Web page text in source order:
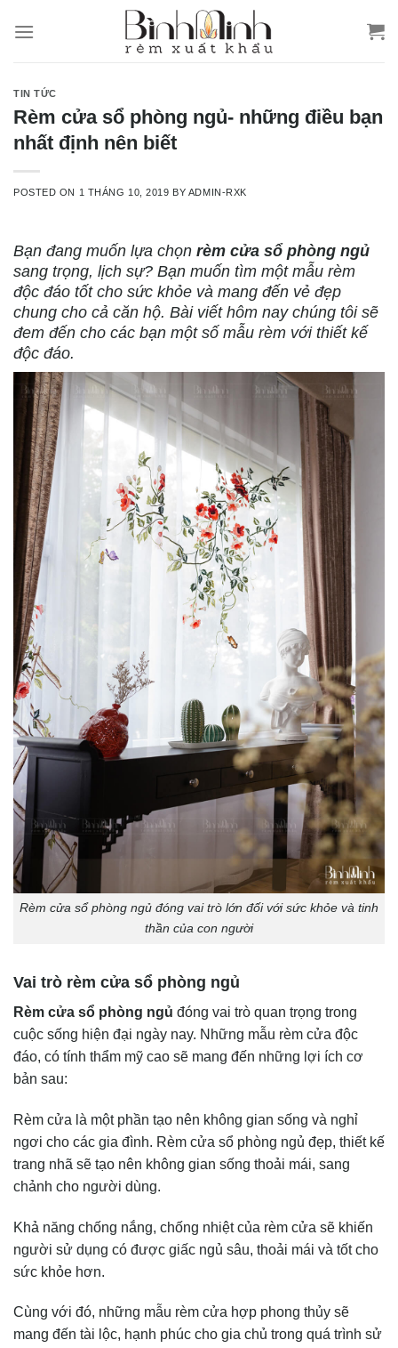
TIN TỨC
Rèm cửa sổ phòng ngủ- những điều bạn
nhất định nên biết
POSTED ON 1 THÁNG 10, 2019 BY ADMIN-RXK
Bạn đang muốn lựa chọn rèm cửa sổ phòng ngủ
sang trọng, lịch sự? Bạn muốn tìm một mẫu rèm
độc đáo tốt cho sức khỏe và mang đến vẻ đẹp
chung cho cả căn hộ. Bài viết hôm nay chúng tôi sẽ
đem đến cho các bạn một số mẫu rèm với thiết kế
độc đáo.
Rèm cửa sổ phòng ngủ đóng vai trò lớn đối với sức khỏe và tinh
thần của con người
Vai trò rèm cửa sổ phòng ngủ
Rèm cửa sổ phòng ngủ đóng vai trò quan trọng trong
cuộc sống hiện đại ngày nay. Những mẫu rèm cửa độc
đáo, có tính thẩm mỹ cao sẽ mang đến những lợi ích cơ
bản sau:
Rèm cửa là một phần tạo nên không gian sống và nghỉ
ngơi cho các gia đình. Rèm cửa sổ phòng ngủ đẹp, thiết kế
trang nhã sẽ tạo nên không gian sống thoải mái, sang
chảnh cho người dùng.
Khả năng chống nắng, chống nhiệt của rèm cửa sẽ khiến
người sử dụng có được giấc ngủ sâu, thoải mái và tốt cho
sức khỏe hơn.
Cùng với đó, những mẫu rèm cửa hợp phong thủy sẽ
mang đến tài lộc, hạnh phúc cho gia chủ trong quá trình sử